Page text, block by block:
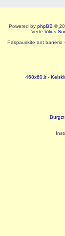
Powered by phpBB ©
Vertė Vilius
Paspauskite ant banerio
468x60.lt -